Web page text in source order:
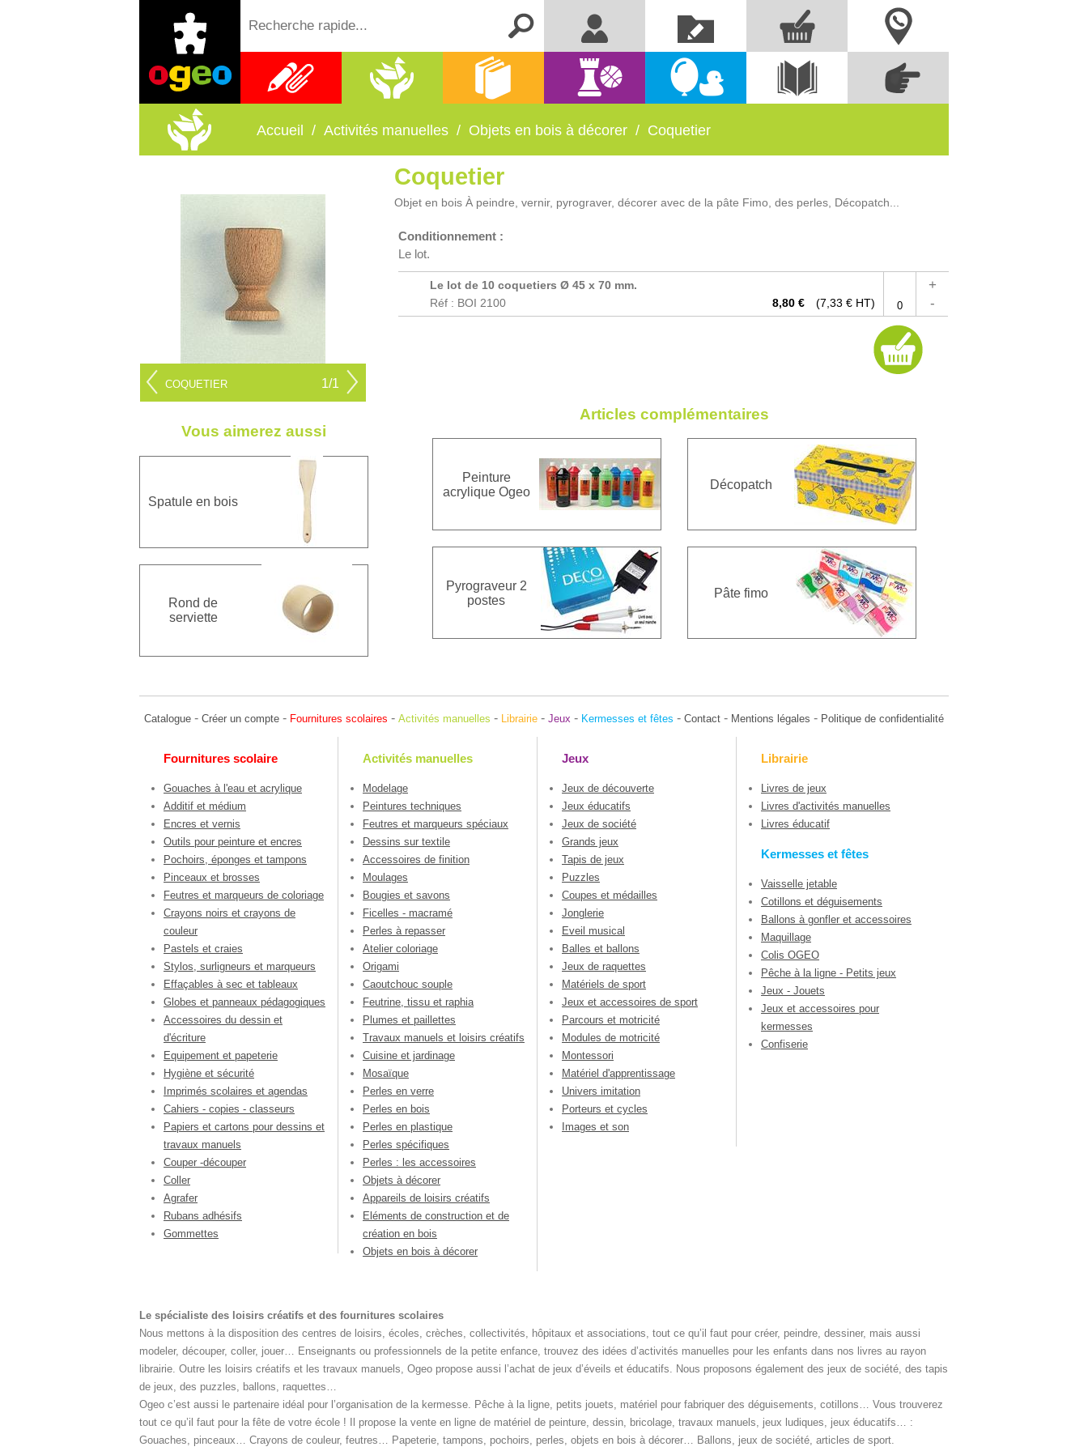
Me connecter
Créer un
compte
Nous contacter
Commandez
directement à partir
des références
Fournitures
scolaires
Activités
manuelles
Jeux
Kermesses
et fêtes
Voir le
catalogue
Accueil / Activités manuelles / Objets en bois à décorer / Coquetier
Coquetier
COQUETIER 1/1
Objet en bois À peindre, vernir, pyrograver, décorer avec de la pâte Fimo, des perles, Décopatch...
Conditionnement :
Le lot.
Le lot de 10 coquetiers Ø 45 x 70 mm.
Réf : BOI 2100
8,80 € (7,33 € HT)
+
-
Articles complémentaires
Peinture
acrylique Ogeo
Décopatch
Pyrograveur 2
postes
Pâte fimo
Vous aimerez aussi
Spatule en bois
Rond de
serviette
Catalogue - Créer un compte - Fournitures scolaires - Activités manuelles - Librairie - Jeux - Kermesses et fêtes - Contact - Mentions légales - Politique de confidentialité
Fournitures scolaire
Gouaches à l'eau et acrylique
Additif et médium
Encres et vernis
Outils pour peinture et encres
Pochoirs, éponges et tampons
Pinceaux et brosses
Feutres et marqueurs de coloriage
Crayons noirs et crayons de
couleur
Pastels et craies
Stylos, surligneurs et marqueurs
Effaçables à sec et tableaux
Globes et panneaux pédagogiques
Accessoires du dessin et
d'écriture
Equipement et papeterie
Hygiène et sécurité
Imprimés scolaires et agendas
Cahiers - copies - classeurs
Papiers et cartons pour dessins et
travaux manuels
Couper -découper
Coller
Agrafer
Rubans adhésifs
Gommettes
Activités manuelles
Modelage
Peintures techniques
Feutres et marqueurs spéciaux
Dessins sur textile
Accessoires de finition
Moulages
Bougies et savons
Ficelles - macramé
Perles à repasser
Atelier coloriage
Origami
Caoutchouc souple
Feutrine, tissu et raphia
Plumes et paillettes
Travaux manuels et loisirs créatifs
Cuisine et jardinage
Mosaïque
Perles en verre
Perles en bois
Perles en plastique
Perles spécifiques
Perles : les accessoires
Objets à décorer
Appareils de loisirs créatifs
Eléments de construction et de
création en bois
Objets en bois à décorer
Jeux
Jeux de découverte
Jeux éducatifs
Jeux de société
Grands jeux
Tapis de jeux
Puzzles
Coupes et médailles
Jonglerie
Eveil musical
Balles et ballons
Jeux de raquettes
Matériels de sport
Jeux et accessoires de sport
Parcours et motricité
Modules de motricité
Montessori
Matériel d'apprentissage
Univers imitation
Porteurs et cycles
Images et son
Librairie
Livres de jeux
Livres d'activités manuelles
Livres éducatif
Kermesses et fêtes
Vaisselle jetable
Cotillons et déguisements
Ballons à gonfler et accessoires
Maquillage
Colis OGEO
Pêche à la ligne - Petits jeux
Jeux - Jouets
Jeux et accessoires pour
kermesses
Confiserie
Le spécialiste des loisirs créatifs et des fournitures scolaires
Nous mettons à la disposition des centres de loisirs, écoles, crèches, collectivités, hôpitaux et associations, tout ce qu’il faut pour créer, peindre, dessiner, mais aussi
modeler, découper, coller, jouer… Enseignants ou professionnels de la petite enfance, trouvez des idées d’activités manuelles pour les enfants dans nos livres au rayon
librairie. Outre les loisirs créatifs et les travaux manuels, Ogeo propose aussi l’achat de jeux d’éveils et éducatifs. Nous proposons également des jeux de société, des tapis
de jeux, des puzzles, ballons, raquettes…
Ogeo c’est aussi le partenaire idéal pour l’organisation de la kermesse. Pêche à la ligne, petits jouets, matériel pour fabriquer des déguisements, cotillons… Vous trouverez
tout ce qu’il faut pour la fête de votre école ! Il propose la vente en ligne de matériel de peinture, dessin, bricolage, travaux manuels, jeux ludiques, jeux éducatifs… :
Gouaches, pinceaux… Crayons de couleur, feutres… Papeterie, tampons, pochoirs, perles, objets en bois à décorer… Ballons, jeux de société, articles de sport.